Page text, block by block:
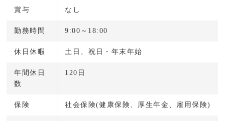
賞与 なし
勤務時間 9:00～18:00
休日休暇 土日、祝日・年末年始
年間休日
数
120日
保険 社会保険(健康保険、厚生年金、雇用保険)